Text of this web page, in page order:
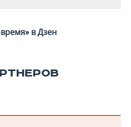
в Дзен